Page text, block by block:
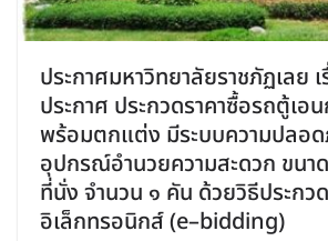
ประกาศมหาวิทยาลัยราชภัฏเลย
ประกาศ ประกวดราคาซื้อรถตู้เอ
พร้อมตกแต่ง มีระบบความปลอ
อุปกรณ์อำนวยความสะดวก ขนา
ที่นั่ง จำนวน ๑ คัน ด้วยวิธีประกว
อิเล็กทรอนิกส์ (e–bidding)